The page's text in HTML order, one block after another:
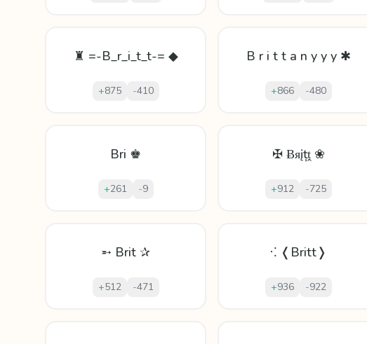
♜ =-B_r_i_t_t-= ◆
+875 -410
B r i t t a n y y y ✱
+866 -480
Bri ♚
+261 -9
✠ Ƀᴙįțṱ ❀
+912 -725
➵ Brit ✰
+512 -471
⁖ ❬Britt❭
+936 -922